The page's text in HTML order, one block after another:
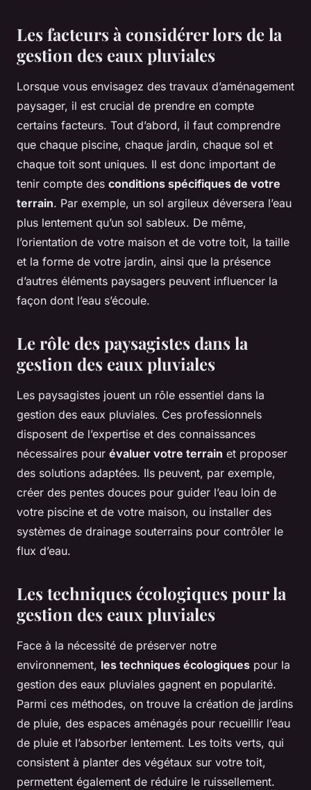
Les facteurs à considérer lors de la
gestion des eaux pluviales
Lorsque vous envisagez des travaux d’aménagement
paysager, il est crucial de prendre en compte
certains facteurs. Tout d’abord, il faut comprendre
que chaque piscine, chaque jardin, chaque sol et
chaque toit sont uniques. Il est donc important de
tenir compte des conditions spécifiques de votre
terrain. Par exemple, un sol argileux déversera l’eau
plus lentement qu’un sol sableux. De même,
l’orientation de votre maison et de votre toit, la taille
et la forme de votre jardin, ainsi que la présence
d’autres éléments paysagers peuvent influencer la
façon dont l’eau s’écoule.
Le rôle des paysagistes dans la
gestion des eaux pluviales
Les paysagistes jouent un rôle essentiel dans la
gestion des eaux pluviales. Ces professionnels
disposent de l’expertise et des connaissances
nécessaires pour évaluer votre terrain et proposer
des solutions adaptées. Ils peuvent, par exemple,
créer des pentes douces pour guider l’eau loin de
votre piscine et de votre maison, ou installer des
systèmes de drainage souterrains pour contrôler le
flux d’eau.
Les techniques écologiques pour la
gestion des eaux pluviales
Face à la nécessité de préserver notre
environnement, les techniques écologiques pour la
gestion des eaux pluviales gagnent en popularité.
Parmi ces méthodes, on trouve la création de jardins
de pluie, des espaces aménagés pour recueillir l’eau
de pluie et l’absorber lentement. Les toits verts, qui
consistent à planter des végétaux sur votre toit,
permettent également de réduire le ruissellement.